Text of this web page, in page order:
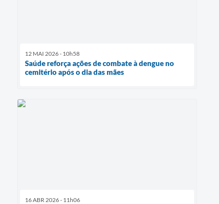
12 MAI 2026 - 10h58
Saúde reforça ações de combate à dengue no
cemitério após o dia das mães
16 ABR 2026 - 11h06